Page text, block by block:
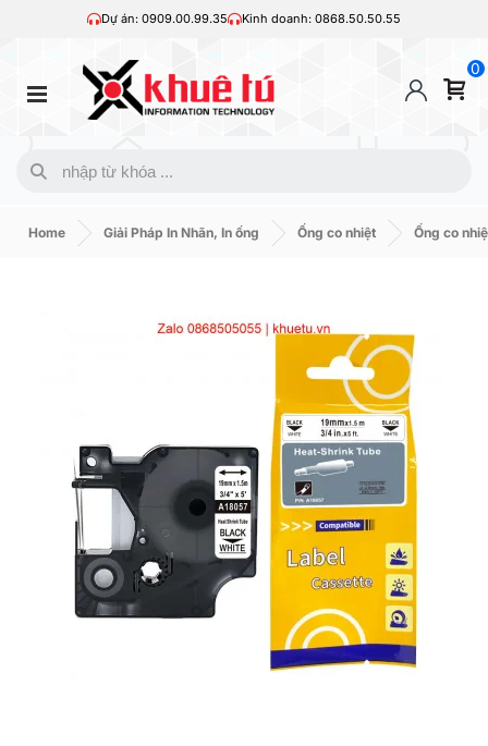
Dự án: 0909.00.99.35 Kinh doanh: 0868.50.50.55
0
Home Giải Pháp In Nhãn, In ống Ống co nhiệt Ống co